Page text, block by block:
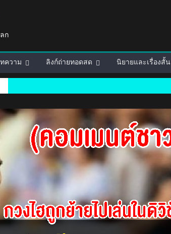
ก
ความ ลิงก์ถ่ายทอดสด นิยายและเรื่องสั้น